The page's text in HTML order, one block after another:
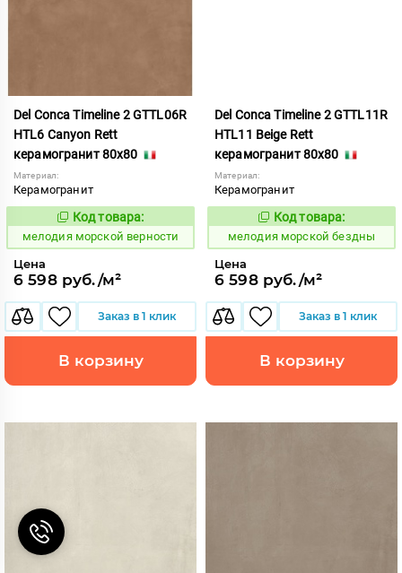
Del Conca Timeline 2 GTTL06R
HTL6 Canyon Rett
керамогранит 80x80
Материал:
Керамогранит
960631
Код товара:
мелодия морской верности
Цена
6 598 руб./м²
Заказ в 1 клик
В корзину
Del Conca Timeline 2 GTTL11R
HTL11 Beige Rett
керамогранит 80x80
Материал:
Керамогранит
960627
Код товара:
мелодия морской бездны
Цена
6 598 руб./м²
Заказ в 1 клик
В корзину